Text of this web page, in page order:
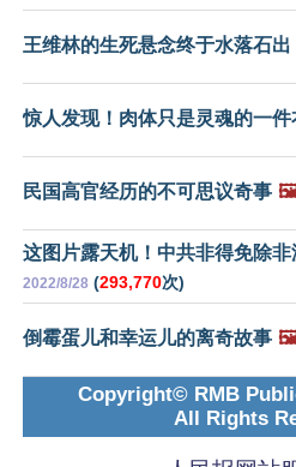
王维林的生死悬念终于水落石出
惊人发现！肉体只是灵魂的一件
民国高官经历的不可思议奇事
这图片露天机！中共非得免除
2022/8/28 (293,770次)
倒霉蛋儿和幸运儿的离奇故事
Copyright© RMB
All Rights